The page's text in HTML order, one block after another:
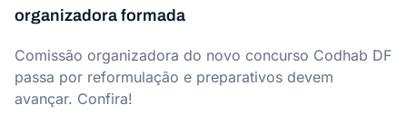
organizadora formada
Comissão organizadora do novo concurso Codhab DF
passa por reformulação e preparativos devem
avançar. Confira!